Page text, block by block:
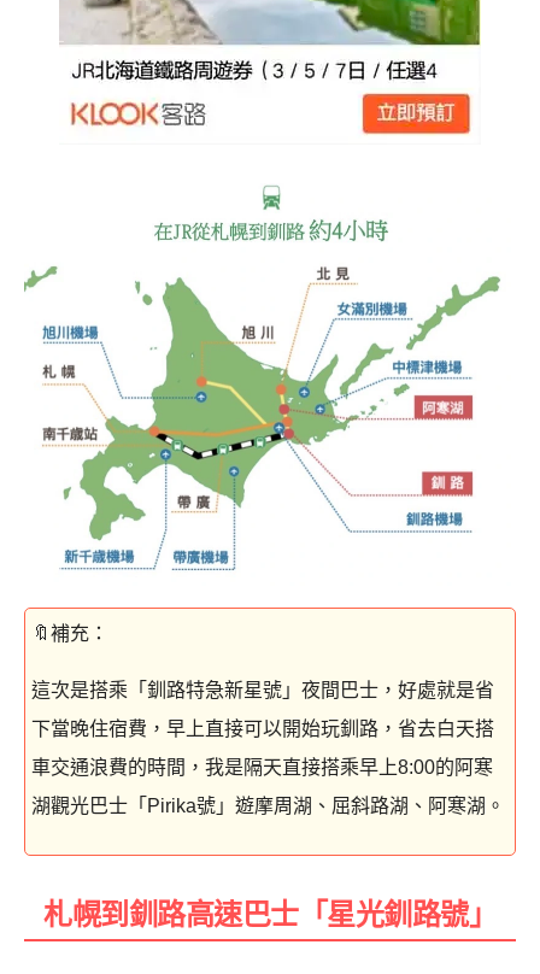
這次是搭乘「釧路特急新星號」夜間巴士，好處就是省
下當晚住宿費，早上直接可以開始玩釧路，省去白天搭
車交通浪費的時間，我是隔天直接搭乘早上8:00的阿寒
湖觀光巴士「Pirika號」遊摩周湖、屈斜路湖、阿寒湖。
札幌到釧路高速巴士「星光釧路號」